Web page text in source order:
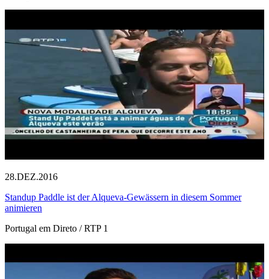
28.DEZ.2016
Standup Paddle ist der Alqueva-Gewässern in diesem Sommer
animieren
Portugal em Direto / RTP 1